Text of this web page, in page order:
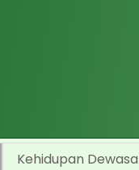
Kehidupan Dewasa